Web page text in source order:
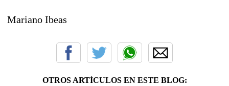
Mariano Ibeas
OTROS ARTÍCULOS EN ESTE BLOG: